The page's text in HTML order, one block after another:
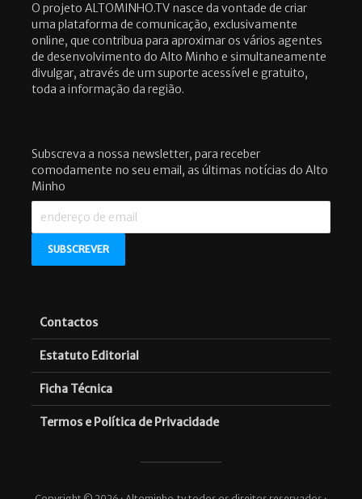
O projeto ALTOMINHO.TV nasce da vontade de criar
uma plataforma de comunicação, exclusivamente
online, que contribua para aproximar os vários agentes
de desenvolvimento do Alto Minho e simultaneamente
divulgar, através de um suporte acessível e gratuito,
toda a informação da região.
Subscreva a nossa newsletter, para receber
comodamente no seu email, as últimas notícias do Alto
Minho
Contactos
Estatuto Editorial
Ficha Técnica
Termos e Política de Privacidade